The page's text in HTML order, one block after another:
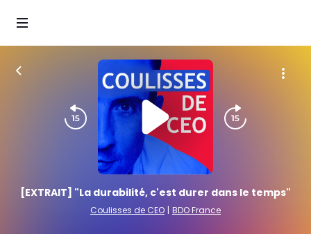
[EXTRAIT] "La durabilité, c'est durer dans le temps"
Coulisses de CEO | BDO France